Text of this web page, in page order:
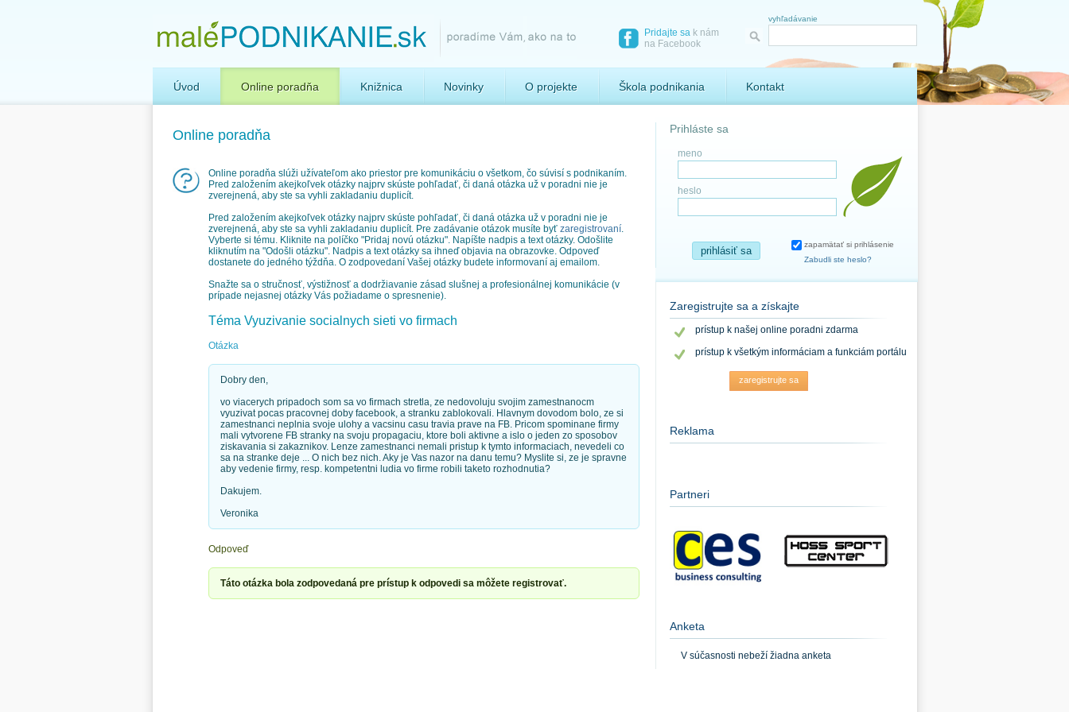
vyhľadávanie
Pridajte sak nám
na Facebook
Úvod Online poradňa Knižnica Novinky O projekte Škola podnikania Kontakt
Online poradňa
Online poradňa slúži užívateľom ako priestor pre komunikáciu o všetkom, čo súvisí s podnikaním.
Pred založením akejkoľvek otázky najprv skúste pohľadať, či daná otázka už v poradni nie je
zverejnená, aby ste sa vyhli zakladaniu duplicít.
Pred založením akejkoľvek otázky najprv skúste pohľadať, či daná otázka už v poradni nie je
zverejnená, aby ste sa vyhli zakladaniu duplicít. Pre zadávanie otázok musíte byť zaregistrovaní.
Vyberte si tému. Kliknite na políčko "Pridaj novú otázku". Napíšte nadpis a text otázky. Odošlite
kliknutím na "Odošli otázku". Nadpis a text otázky sa ihneď objavia na obrazovke. Odpoveď
dostanete do jedného týždňa. O zodpovedaní Vašej otázky budete informovaní aj emailom.
Snažte sa o stručnosť, výstižnosť a dodržiavanie zásad slušnej a profesionálnej komunikácie (v
prípade nejasnej otázky Vás požiadame o spresnenie).
Téma Vyuzivanie socialnych sieti vo firmach
Otázka
Dobry den,
vo viacerych pripadoch som sa vo firmach stretla, ze nedovoluju svojim zamestnanocm
vyuzivat pocas pracovnej doby facebook, a stranku zablokovali. Hlavnym dovodom bolo, ze si
zamestnanci neplnia svoje ulohy a vacsinu casu travia prave na FB. Pricom spominane firmy
mali vytvorene FB stranky na svoju propagaciu, ktore boli aktivne a islo o jeden zo sposobov
ziskavania si zakaznikov. Lenze zamestnanci nemali pristup k tymto informaciach, nevedeli co
sa na stranke deje ... O nich bez nich. Aky je Vas nazor na danu temu? Myslite si, ze je spravne
aby vedenie firmy, resp. kompetentni ludia vo firme robili taketo rozhodnutia?
Dakujem.
Veronika
Odpoveď
Táto otázka bola zodpovedaná pre prístup k odpovedi sa môžete registrovať.
Prihláste sa
meno
heslo
prihlásiť sa
zapamätať si prihlásenie
Zabudli ste heslo?
Zaregistrujte sa a získajte
prístup k našej online poradni zdarma
prístup k všetkým informáciam a funkciám portálu
zaregistrujte sa
Reklama
Partneri
Anketa
V súčasnosti nebeží žiadna anketa